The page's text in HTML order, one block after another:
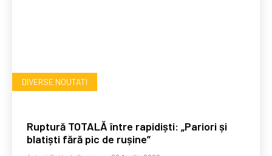
DIVERSE NOUTATI
Ruptură TOTALĂ între rapidiști: „Pariori și
blatiști fără pic de rușine”